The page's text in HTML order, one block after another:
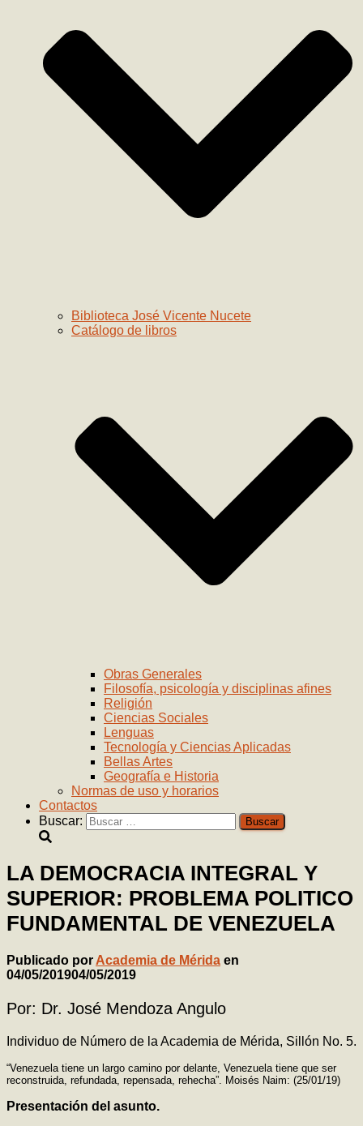
Biblioteca José Vicente Nucete
Catálogo de libros
Obras Generales
Filosofía, psicología y disciplinas afines
Religión
Ciencias Sociales
Lenguas
Tecnología y Ciencias Aplicadas
Bellas Artes
Geografía e Historia
Normas de uso y horarios
Contactos
Buscar:
LA DEMOCRACIA INTEGRAL Y
SUPERIOR: PROBLEMA POLITICO
FUNDAMENTAL DE VENEZUELA
Publicado por Academia de Mérida en
04/05/201904/05/2019
Por: Dr. José Mendoza Angulo
Individuo de Número de la Academia de Mérida, Sillón No. 5.
“Venezuela tiene un largo camino por delante, Venezuela tiene que ser
reconstruida, refundada, repensada, rehecha”. Moisés Naim: (25/01/19)
Presentación del asunto.